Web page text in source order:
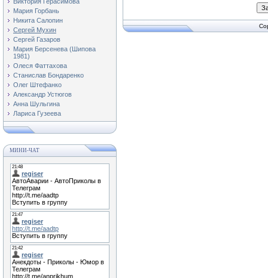
Мария Горбань
Никита Салопин
Сергей Мухин
Сергей Газаров
Мария Берсенева (Шипова
1981)
Олеся Фаттахова
Станислав Бондаренко
Олег Штефанко
Александр Устюгов
Анна Шульгина
Лариса Гузеева
МИНИ-ЧАТ